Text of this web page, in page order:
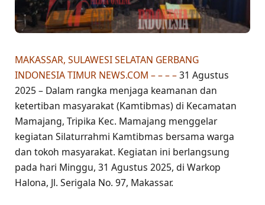
MAKASSAR, SULAWESI SELATAN GERBANG
INDONESIA TIMUR NEWS.COM – – – –31 Agustus
2025 – Dalam rangka menjaga keamanan dan
ketertiban masyarakat (Kamtibmas) di Kecamatan
Mamajang, Tripika Kec. Mamajang menggelar
kegiatan Silaturrahmi Kamtibmas bersama warga
dan tokoh masyarakat. Kegiatan ini berlangsung
pada hari Minggu, 31 Agustus 2025, di Warkop
Halona, Jl. Serigala No. 97, Makassar.